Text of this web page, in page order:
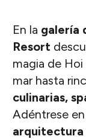
En la galería
Resort
magia de
mar hasta
culinarias,
Adéntrese